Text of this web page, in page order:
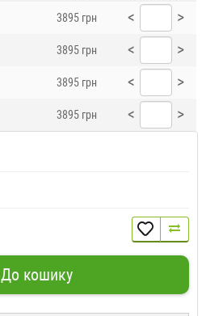
3895 грн < >
3895 грн < >
3895 грн < >
3895 грн < >
До кошику